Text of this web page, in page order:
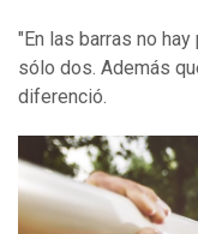
"En las barras no
sólo dos. Además
diferenció.